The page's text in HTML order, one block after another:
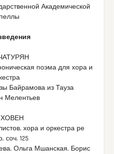
Академической
поэма для хора и
Байрамова из Тауза
Мелентьев
хора и оркестра ре
соч. 125
Ольга Мшанская, Борис